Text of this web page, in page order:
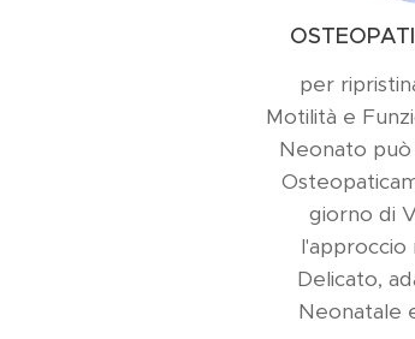
per
Motilità e
Neonato
giorno di
l'approccio
Delicato,
Neonatale